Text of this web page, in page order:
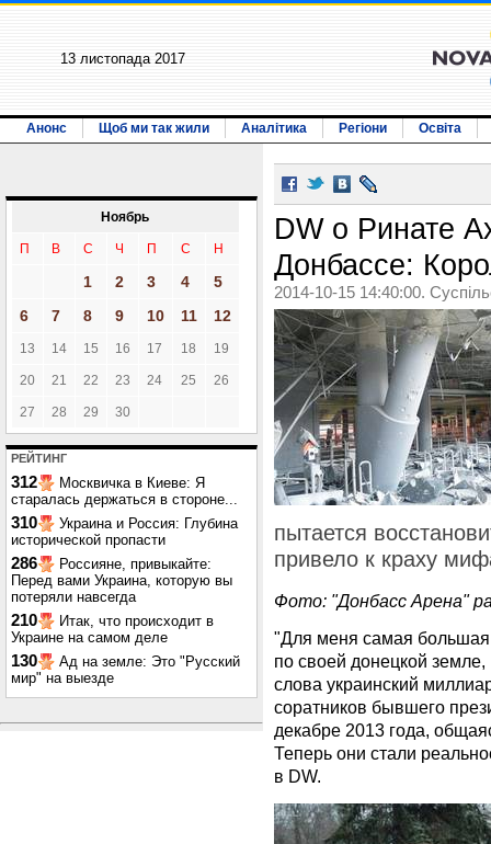
13 листопада 2017
Анонс Щоб ми так жили Аналітика Регіони Освіта
Ноябрь
П В С Ч П С Н
1 2 3 4
5
6
7 8 9 10 11 12
13 14 15 16 17 18 19
20 21 22 23 24 25 26
27 28 29 30
РЕЙТИНГ
312
Москвичка в Киеве: Я
старалась держаться в стороне...
310
Украина и Россия: Глубина
исторической пропасти
286
Россияне, привыкайте:
Перед вами Украина, которую вы
потеряли навсегда
210
Итак, что происходит в
Украине на самом деле
130
Ад на земле: Это "Русский
мир" на выезде
DW о Ринате
Донбассе:
2014-10-15 14:40:00.
пытается
привело к краху
Фото: "Донбасс Арена"
"Для меня самая большая
по своей донецкой
слова украинский
соратников бывшего
декабре 2013 года,
Теперь они стали
в DW.